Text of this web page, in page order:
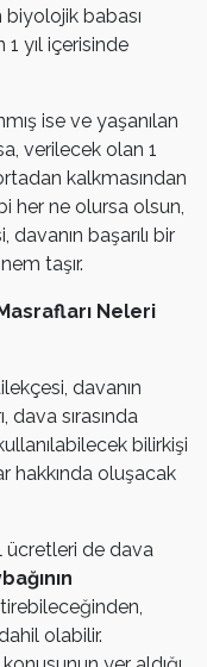
babası
1 yıl içerisinde
ise ve yaşanılan
verilecek olan 1
kalkmasından
her ne olursa olsun,
başarılı bir
taşır.
Neleri
davanın
dava sırasında
bilirkişi
hakkında oluşacak
ücretleri de dava
olabilir.